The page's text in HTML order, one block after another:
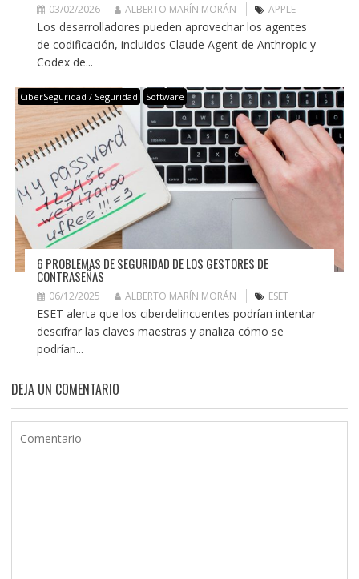
03/02/2026 ALBERTO MARÍN MORÁN APPLE
Los desarrolladores pueden aprovechar los agentes
de codificación, incluidos Claude Agent de Anthropic y
Codex de...
CiberSeguridad / Seguridad Software
6 PROBLEMAS DE SEGURIDAD DE LOS GESTORES DE
CONTRASEÑAS
06/12/2025 ALBERTO MARÍN MORÁN ESET
ESET alerta que los ciberdelincuentes podrían intentar
descifrar las claves maestras y analiza cómo se
podrían...
DEJA UN COMENTARIO